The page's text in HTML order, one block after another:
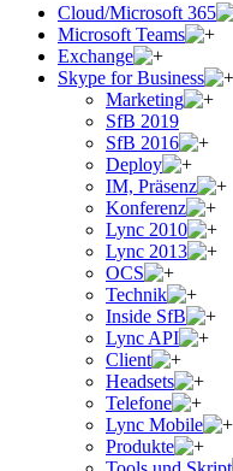
Cloud/Microsoft 365
Microsoft Teams
Exchange
Skype for Business
Marketing
SfB 2019
SfB 2016
Deploy
IM, Präsenz
Konferenz
Lync 2010
Lync 2013
OCS
Technik
Inside SfB
Lync API
Client
Headsets
Telefone
Lync Mobile
Produkte